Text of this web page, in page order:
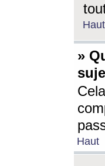
Haut
»
Haut